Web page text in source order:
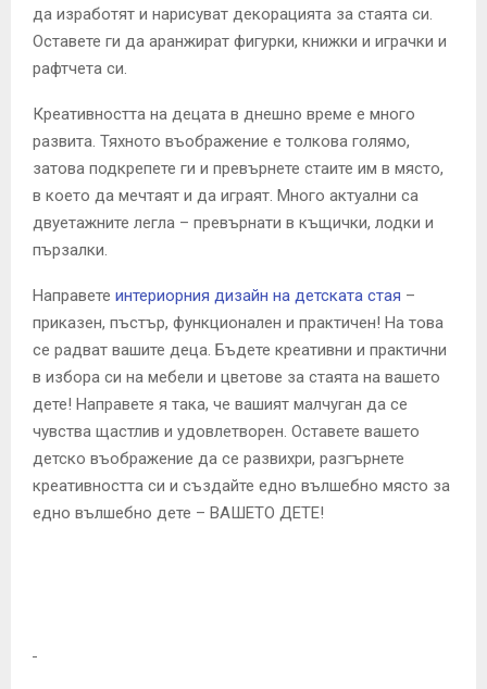
да изработят и нарисуват декорацията за стаята си.
Оставете ги да аранжират фигурки, книжки и играчки и
рафтчета си.
Креативността на децата в днешно време е много
развита. Тяхното въображение е толкова голямо,
затова подкрепете ги и превърнете стаите им в място,
в което да мечтаят и да играят. Много актуални са
двуетажните легла – превърнати в къщички, лодки и
пързалки.
Направете интериорния дизайн на детската стая –
приказен, пъстър, функционален и практичен! На това
се радват вашите деца. Бъдете креативни и практични
в избора си на мебели и цветове за стаята на вашето
дете! Направете я така, че вашият малчуган да се
чувства щастлив и удовлетворен. Оставете вашето
детско въображение да се развихри, разгърнете
креативността си и създайте едно вълшебно място за
едно вълшебно дете – ВАШЕТО ДЕТЕ!